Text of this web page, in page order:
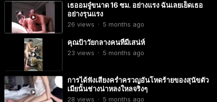
เธออมจู๋ขนาด 16 ซม. อย่างแรง ฉันเลยเย็ดเธอ
อย่างรุนแรง
26 views · 5 months ago
คุณป้าวัยกลางคนที่มีเสน่ห์
23 views · 5 months ago
การได้ฟังเสียงคร่ำครวญอันโหดร้ายของสุนัขตัว
เมียนั้นช่างน่าหลงใหลจริงๆ
28 views · 5 months ago